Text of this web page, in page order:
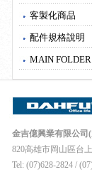
客製化商品
配件規格說明
MAIN FOLDER
金吉億興業有限公司
820高雄市岡山區台
Tel: (07)628-2824 /